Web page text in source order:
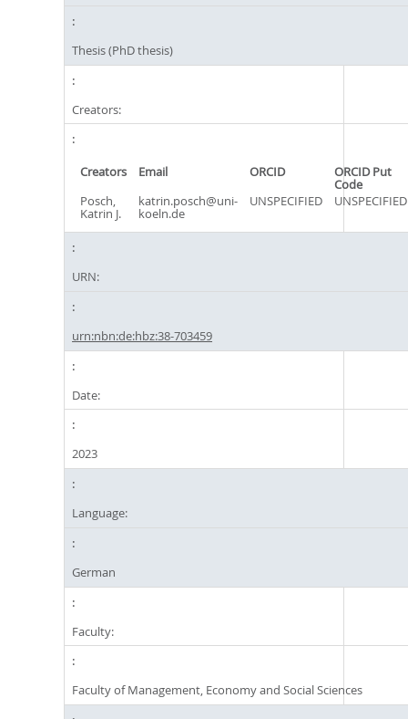
Thesis (PhD thesis)
Creators:
Creators Email ORCID ORCID Put
Code
Posch,
Katrin J.
katrin.posch@uni-
koeln.de
UNSPECIFIED UNSPECIFIED
URN:
urn:nbn:de:hbz:38-703459
Date:
2023
Language:
German
Faculty:
Faculty of Management, Economy and Social Sciences